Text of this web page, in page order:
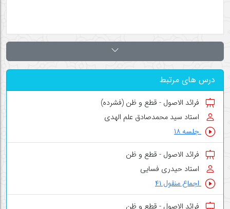
درس های مرتبط
فرائد الاصول - قطع و ظن (فشرده)
استاد سید محمدصادق علم الهدی
جلسه ۱۸
فرائد الاصول - قطع و ظن
استاد حیدری فسایی
اجماع منقول ۴۱
فرائد الاصول - قطع و ظن